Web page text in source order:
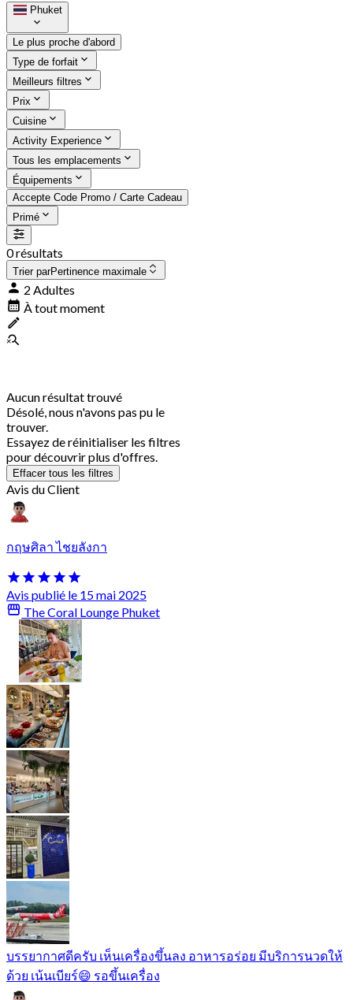
Phuket
Le plus proche d'abord
Type de forfait
Meilleurs filtres
Prix
Cuisine
Activity Experience
Tous les emplacements
Équipements
Accepte Code Promo / Carte Cadeau
Primé
0 résultats
Trier parPertinence maximale
2 Adultes
À tout moment
Aucun résultat trouvé
Désolé, nous n'avons pas pu le
trouver.
Essayez de réinitialiser les filtres
pour découvrir plus d'offres.
Effacer tous les filtres
Avis du Client
กฤษศิลา ไชยลังกา
Avis publié le 15 mai 2025
The Coral Lounge Phuket
บรรยากาศดีครับ เห็นเครื่องขึ้นลง อาหารอร่อย มีบริการนวดให้
ด้วย เน้นเบียร์😄 รอขึ้นเครื่อง